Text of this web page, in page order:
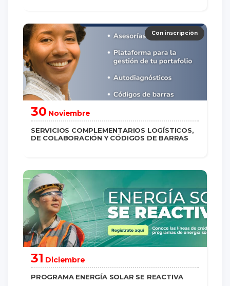
saber más
Con inscripción
30 Noviembre
SERVICIOS COMPLEMENTARIOS LOGÍSTICOS,
DE COLABORACIÓN Y CÓDIGOS DE BARRAS
saber más
31 Diciembre
PROGRAMA ENERGÍA SOLAR SE REACTIVA